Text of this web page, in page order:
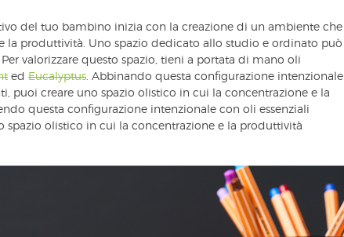
del tuo bambino inizia con la creazione di un ambiente che
la produttività. Uno spazio dedicato allo studio e ordinato può
valorizzare questo spazio, tieni a portata di mano oli
ed Eucalyptus. Abbinando questa configurazione intenzionale
puoi creare uno spazio olistico in cui la concentrazione e la
questa configurazione intenzionale con oli essenziali
spazio olistico in cui la concentrazione e la produttività